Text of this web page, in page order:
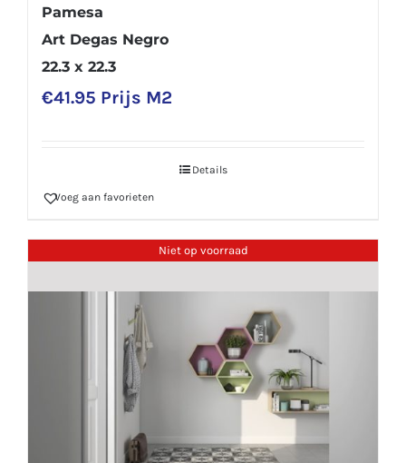
Pamesa
Art Degas Negro
22.3 x 22.3
€41.95 Prijs M2
Details
Voeg aan favorieten
Niet op voorraad